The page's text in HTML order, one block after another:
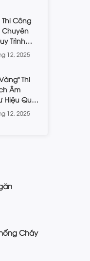
Công
Trình
12, 2025
Thi
Âm
Hiệu Quả,
12, 2025
Cháy